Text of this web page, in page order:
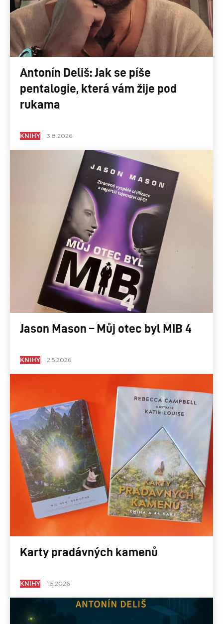
Antonín Deliš: Jak se píše
pentalogie, která vám žije pod
rukama
KNIHY 3.8.2026
Jason Mason – Můj otec byl MIB 4
KNIHY 2.5.2026
Karty pradávných kamenů
KNIHY 1.5.2026